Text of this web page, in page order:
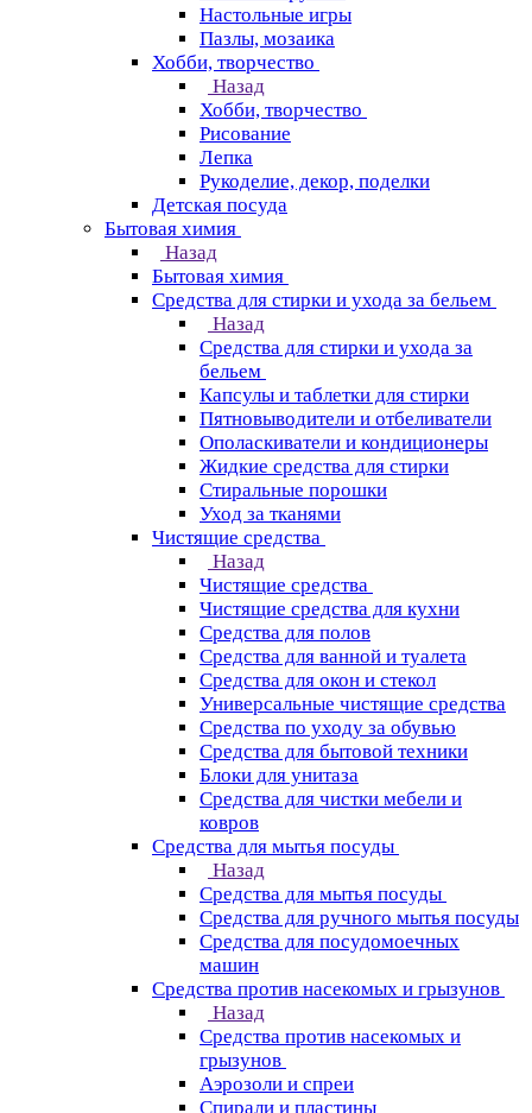
Настольные игры
Пазлы, мозаика
Хобби, творчество
Назад
Хобби, творчество
Рисование
Лепка
Рукоделие, декор, поделки
Детская посуда
Бытовая химия
Назад
Бытовая химия
Средства для стирки и ухода за бельем
Назад
Средства для стирки и ухода за
бельем
Капсулы и таблетки для стирки
Пятновыводители и отбеливатели
Ополаскиватели и кондиционеры
Жидкие средства для стирки
Стиральные порошки
Уход за тканями
Чистящие средства
Назад
Чистящие средства
Чистящие средства для кухни
Средства для полов
Средства для ванной и туалета
Средства для окон и стекол
Универсальные чистящие средства
Средства по уходу за обувью
Средства для бытовой техники
Блоки для унитаза
Средства для чистки мебели и
ковров
Средства для мытья посуды
Назад
Средства для мытья посуды
Средства для ручного мытья посуды
Средства для посудомоечных
машин
Средства против насекомых и грызунов
Назад
Средства против насекомых и
грызунов
Аэрозоли и спреи
Спирали и пластины